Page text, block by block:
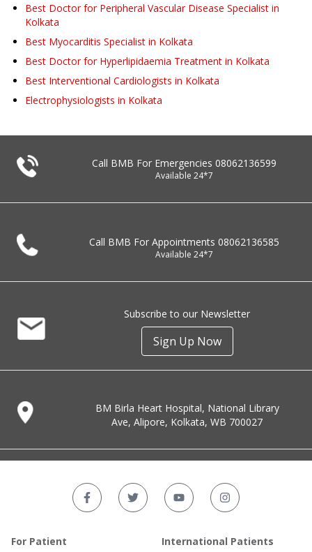
Best Doctor for Peripheral Vascular Disease Specialist in
Kolkata
Best Myocarditis Specialist in Kolkata
Best Doctor for Hyperlipidaemia Treatment in Kolkata
Best Interventional Cardiologists in Kolkata
Electrophysiologists in Kolkata
Call BMB For Emergencies 08062136599
Available 24*7
Call BMB For Appointments 08062136585
Available 24*7
Subscribe to our Newsletter
Sign Up Now
BM Birla Heart Hospital, National Library
Ave, Alipore, Kolkata, WB 700027
For Patient International Patients